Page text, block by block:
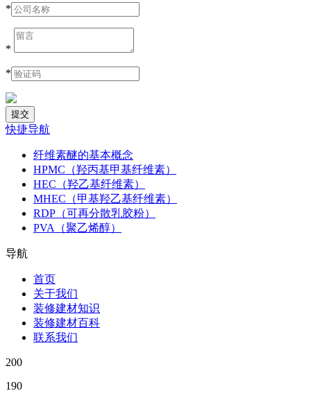
*
*
*
快捷导航
纤维素醚的基本概念
HPMC（羟丙基甲基纤维素）
HEC（羟乙基纤维素）
MHEC（甲基羟乙基纤维素）
RDP（可再分散乳胶粉）
PVA（聚乙烯醇）
导航
首页
关于我们
装修建材知识
装修建材百科
联系我们
200
190